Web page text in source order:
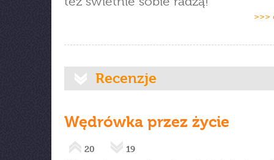
>>>
Recenzje
Wędrówka przez życie
20 19